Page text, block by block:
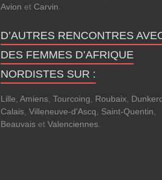
Avion et Carvin
D’AUTRES RENCONTRES
DES FEMMES D’AFRIQUE
NORDISTES SUR :
Lille Amiens Tourcoing Roubaix
Calais Villeneuve-d'Ascq Saint-Quentin
Beauvais et Valenciennes